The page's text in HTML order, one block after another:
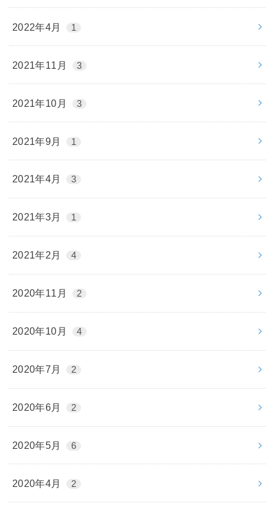
2022年4月 1
2021年11月 3
2021年10月 3
2021年9月 1
2021年4月 3
2021年3月 1
2021年2月 4
2020年11月 2
2020年10月 4
2020年7月 2
2020年6月 2
2020年5月 6
2020年4月 2